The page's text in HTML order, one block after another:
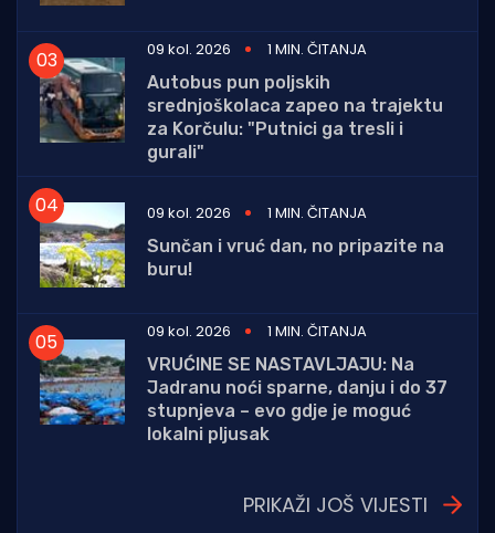
09 kol. 2026
1 MIN. ČITANJA
Autobus pun poljskih
srednjoškolaca zapeo na trajektu
za Korčulu: "Putnici ga tresli i
gurali"
09 kol. 2026
1 MIN. ČITANJA
Sunčan i vruć dan, no pripazite na
buru!
09 kol. 2026
1 MIN. ČITANJA
VRUĆINE SE NASTAVLJAJU: Na
Jadranu noći sparne, danju i do 37
stupnjeva – evo gdje je moguć
lokalni pljusak
PRIKAŽI JOŠ VIJESTI